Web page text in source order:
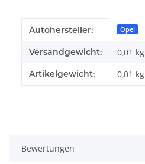
Produkteigenschaft
Wert
Autohersteller: Opel
Versandgewicht: 0,01 kg
Artikelgewicht: 0,01 kg
Bewertungen